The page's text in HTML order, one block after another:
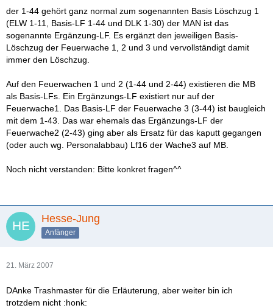
der 1-44 gehört ganz normal zum sogenannten Basis Löschzug 1
(ELW 1-11, Basis-LF 1-44 und DLK 1-30) der MAN ist das
sogenannte Ergänzung-LF. Es ergänzt den jeweiligen Basis-
Löschzug der Feuerwache 1, 2 und 3 und vervollständigt damit
immer den Löschzug.
Auf den Feuerwachen 1 und 2 (1-44 und 2-44) existieren die MB
als Basis-LFs. Ein Ergänzungs-LF existiert nur auf der
Feuerwache1. Das Basis-LF der Feuerwache 3 (3-44) ist baugleich
mit dem 1-43. Das war ehemals das Ergänzungs-LF der
Feuerwache2 (2-43) ging aber als Ersatz für das kaputt gegangen
(oder auch wg. Personalabbau) Lf16 der Wache3 auf MB.
Noch nicht verstanden: Bitte konkret fragen^^
Hesse-Jung
Anfänger
21. März 2007
DAnke Trashmaster für die Erläuterung, aber weiter bin ich
trotzdem nicht :honk: